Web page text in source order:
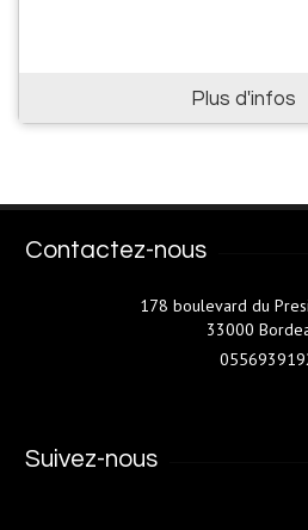
Plus d'infos
Contactez-nous
178 boulevard du
33000
Suivez-nous